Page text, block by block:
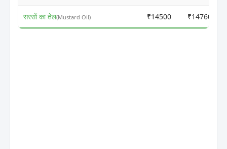
सरसों का तेल(Mustard Oil) ₹14500 ₹14760